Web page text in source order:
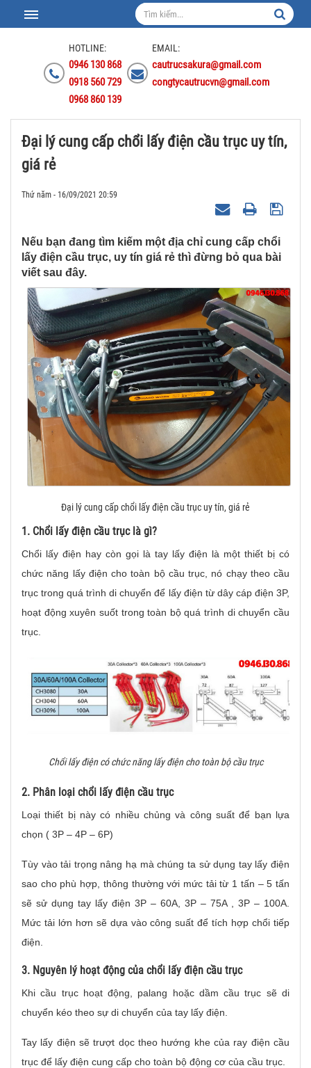
HOTLINE:
0946 130 868
0918 560 729
0968 860 139
EMAIL:
cautrucsakura@gmail.com
congtycautrucvn@gmail.com
Đại lý cung cấp chổi lấy điện cầu trục uy tín,
giá rẻ
Thứ năm - 16/09/2021 20:59
Nếu bạn đang tìm kiếm một địa chỉ cung cấp chổi
lấy điện cầu trục, uy tín giá rẻ thì đừng bỏ qua bài
viết sau đây.
Đại lý cung cấp chổi lấy điện cầu trục uy tín, giá rẻ
1. Chổi lấy điện cầu trục là gì?
Chổi lấy điện hay còn gọi là tay lấy điện là một thiết bị có
chức năng lấy điện cho toàn bộ cầu trục, nó chạy theo cầu
trục trong quá trình di chuyển để lấy điện từ dây cáp điện 3P,
hoạt động xuyên suốt trong toàn bộ quá trình di chuyển cầu
trục.
Chổi lấy điện có chức năng lấy điện cho toàn bộ cầu trục
2. Phân loại chổi lấy điện cầu trục
Loại thiết bị này có nhiều chủng và công suất để bạn lựa
chọn ( 3P – 4P – 6P)
Tùy vào tải trọng nâng hạ mà chúng ta sử dụng tay lấy điện
sao cho phù hợp, thông thường với mức tải từ 1 tấn – 5 tấn
sẽ sử dụng tay lấy điện 3P – 60A, 3P – 75A , 3P – 100A.
Mức tải lớn hơn sẽ dựa vào công suất để tích hợp chổi tiếp
điện.
3. Nguyên lý hoạt động của chổi lấy điện cầu trục
Khi cầu trục hoạt động, palang hoặc dầm cầu trục sẽ di
chuyển kéo theo sự di chuyển của tay lấy điện.
Tay lấy điện sẽ trượt dọc theo hướng khe của ray điện cầu
trục để lấy điện cung cấp cho toàn bộ động cơ của cầu trục.